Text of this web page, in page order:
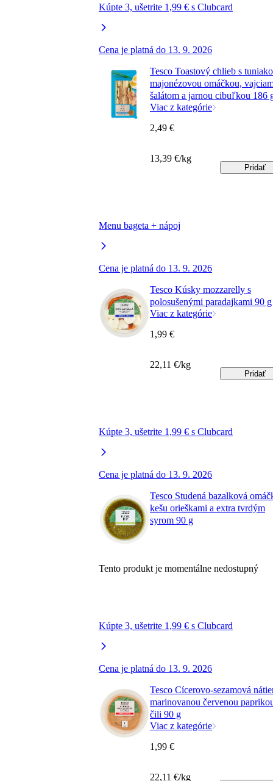
Kúpte 3, ušetrite 1,99 € s Clubcard
Cena je platná do 13. 9. 2026
Tesco Toastový chlieb s
majonézovou omáčkou,
šalátom a jarnou cibuľkou 186
Viac z kategórie
Menu bageta + nápoj
Cena je platná do 13. 9. 2026
2,49 €
13,39 €/kg
Pridať
Tesco Kúsky mozzarelly s
polosušenými paradajkami 90 g
Viac z kategórie
Kúpte 3, ušetrite 1,99 € s Clubcard
Cena je platná do 13. 9. 2026
1,99 €
22,11 €/kg
Pridať
Tesco Studená bazalková
kešu orieškami a extra tvrdým
syrom 90 g
Tento produkt je momentálne nedostupný
Kúpte 3, ušetrite 1,99 € s Clubcard
Cena je platná do 13. 9. 2026
Tesco Cícerovo-sezamová
marinovanou červenou
čili 90 g
Viac z kategórie
1,99 €
22,11 €/kg